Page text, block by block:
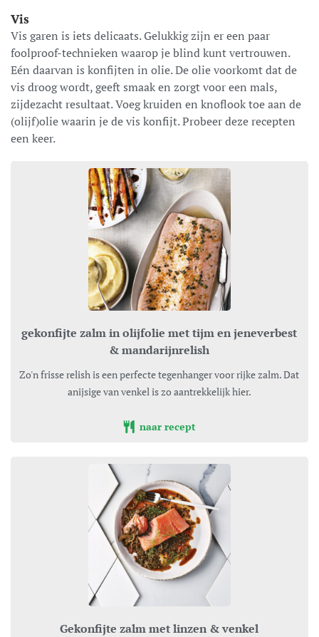
Vis
Vis garen is iets delicaats. Gelukkig zijn er een paar
foolproof-technieken waarop je blind kunt vertrouwen.
Eén daarvan is konfijten in olie. De olie voorkomt dat de
vis droog wordt, geeft smaak en zorgt voor een mals,
zijdezacht resultaat. Voeg kruiden en knoflook toe aan de
(olijf)olie waarin je de vis konfijt. Probeer deze recepten
een keer.
gekonfijte zalm in olijfolie met tijm en jeneverbest
& mandarijnrelish
Zo'n frisse relish is een perfecte tegenhanger voor rijke zalm. Dat
anijsige van venkel is zo aantrekkelijk hier.
naar recept
Gekonfijte zalm met linzen & venkel